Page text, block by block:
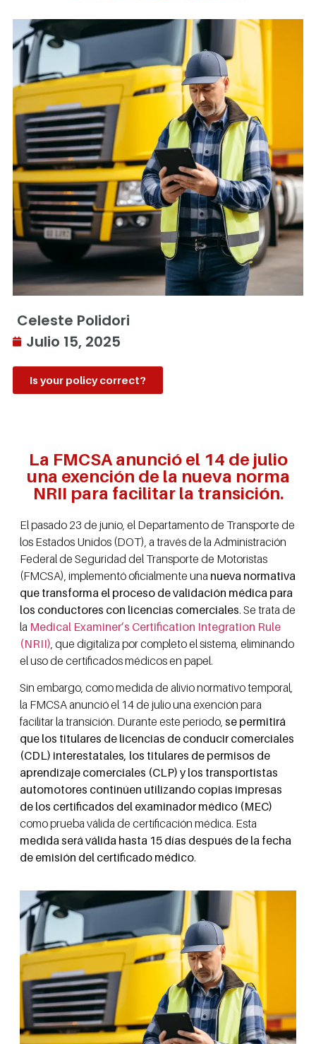
Celeste Polidori
Julio 15, 2025
Is your policy correct?
La FMCSA anunció el 14 de julio
una exención de la nueva norma
NRII para facilitar la transición.
El pasado 23 de junio, el Departamento de Transporte de
los Estados Unidos (DOT), a través de la Administración
Federal de Seguridad del Transporte de Motoristas
(FMCSA), implementó oficialmente una nueva normativa
que transforma el proceso de validación médica para
los conductores con licencias comerciales. Se trata de
la Medical Examiner’s Certification Integration Rule
(NRII) , que digitaliza por completo el sistema, eliminando
el uso de certificados médicos en papel.
Sin embargo, como medida de alivio normativo temporal,
la FMCSA anunció el 14 de julio una exención para
facilitar la transición. Durante este periodo, se permitirá
que los titulares de licencias de conducir comerciales
(CDL) interestatales, los titulares de permisos de
aprendizaje comerciales (CLP) y los transportistas
automotores continúen utilizando copias impresas
de los certificados del examinador médico (MEC)
como prueba válida de certificación médica. Esta
medida será válida hasta 15 días después de la fecha
de emisión del certificado médico.